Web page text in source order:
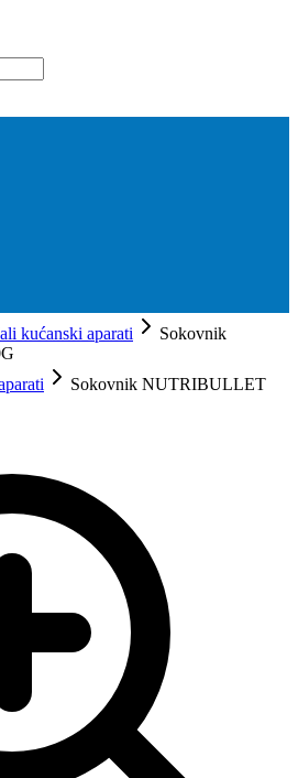
kućanski aparati
Sokovnik
Sokovnik NUTRIBULLET